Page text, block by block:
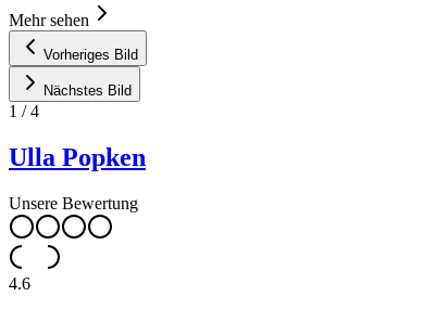
Mehr sehen
Vorheriges Bild
Nächstes Bild
1 /4
Ulla Popken
Unsere Bewertung
4.6